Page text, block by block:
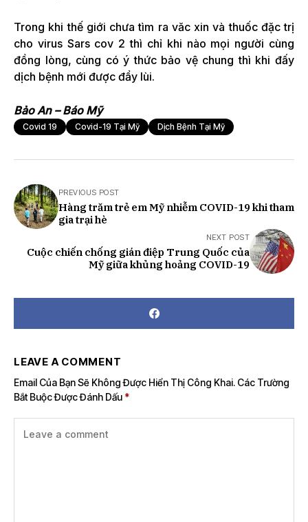
Trong khi thế giới chưa tìm ra văc xin và thuốc đặc trị
cho virus Sars cov 2 thì chỉ khi nào mọi người cùng
đồng lòng, cùng có ý thức bảo vệ chung thì khi đấy
dịch bệnh mới được đẩy lùi.
Bảo An – Báo Mỹ
Covid 19 Covid-19 Tại Mỹ Dịch Bệnh Tại Mỹ
PREVIOUS POST
Hàng trăm trẻ em Mỹ nhiễm COVID-19 khi tham
gia trại hè
NEXT POST
Cuộc chiến chống gián điệp Trung Quốc của
Mỹ giữa khủng hoảng COVID-19
LEAVE A COMMENT
Email Của Bạn Sẽ Không Được Hiển Thị Công Khai. Các Trường
Bắt Buộc Được Đánh Dấu *